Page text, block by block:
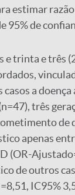
estimar razão
95% de
e trinta e três
casos a
três
de
apenas
(OR-
de outros
IC95%